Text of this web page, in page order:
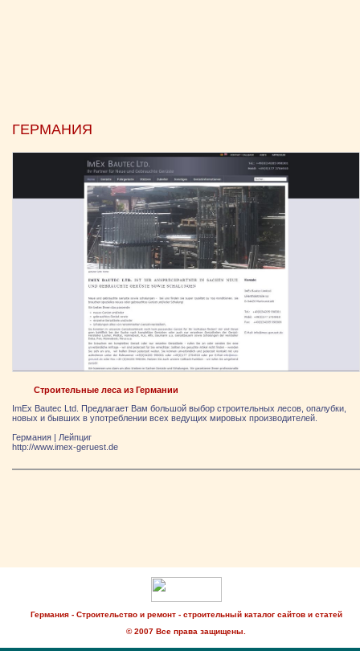
ГЕРМАНИЯ
Строительные леса из Германии
ImEx Bautec Ltd. Предлагает Вам большой выбор строительных лесов, опалубки,
новых и бывших в употреблении всех ведущих мировых производителей.
Германия | Лейпциг
http://www.imex-geruest.de
Германия - Строительство и ремонт - строительный каталог сайтов и статей
© 2007 Все права защищены.